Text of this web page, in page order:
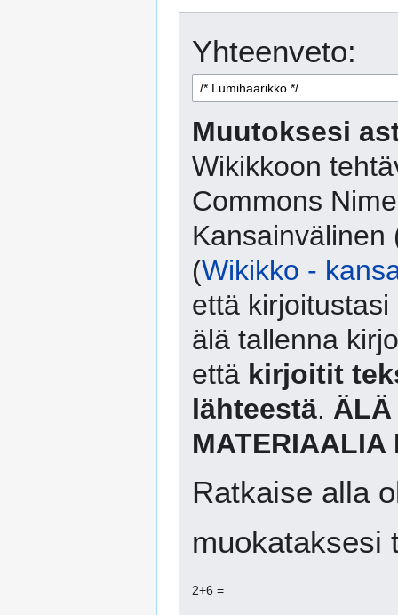
Yhteenveto:
Muutoksesi
Wikikkoon
Commons
Kansainvälinen
(Wikikko -
että
älä tallenna
että kirjoitit
lähteestä. ÄLÄ
MATERIAALIA
Ratkaise alla
muokataksesi
2+6 =